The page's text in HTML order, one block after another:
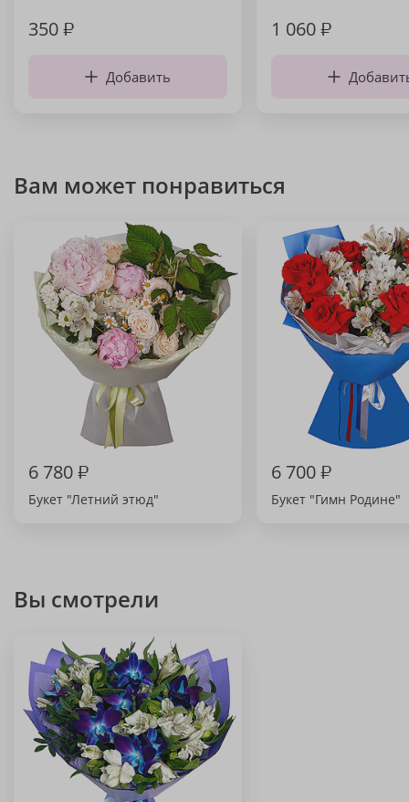
350₽
Добавить
1 060₽
Вам может понравиться
6 780₽
Букет "Летний этюд"
6 700₽
Букет "Гимн Родине"
Вы смотрели